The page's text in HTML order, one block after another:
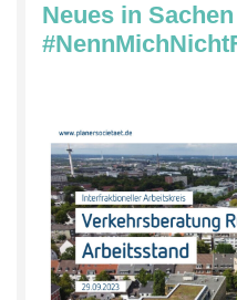
Neues in Sachen